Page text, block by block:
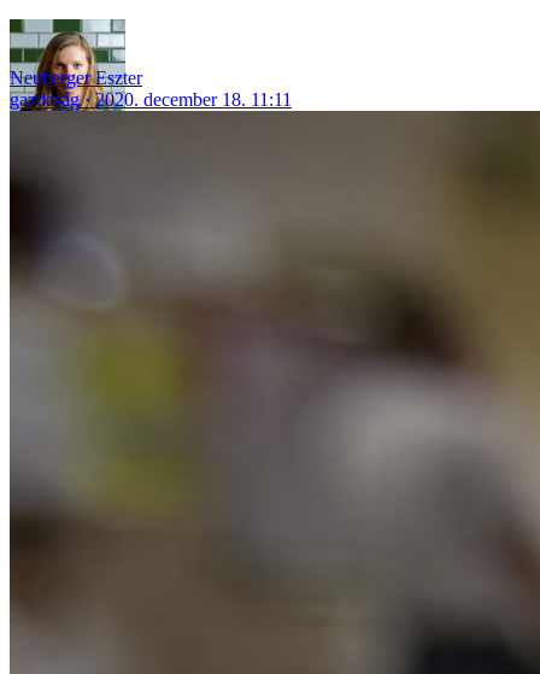
Neuberger Eszter
gazdaság
2020. december 18. 11:11